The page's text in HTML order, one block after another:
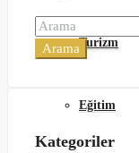
Turizm
Eğitim
Arama
Kategoriler